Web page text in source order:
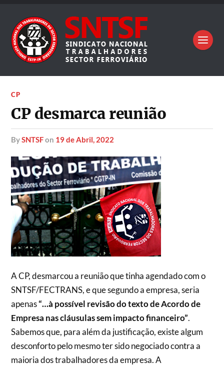
CP
CP desmarca reunião
bySNTSFon 19 de Abril, 2022
A CP, desmarcou a reunião que tinha agendado com o
SNTSF/FECTRANS, e que segundo a empresa, seria
apenas“…à possível revisão do texto de Acordo de
Empresa nas cláusulas sem impacto financeiro”.
Sabemos que, para além da justificação, existe algum
desconforto pelo mesmo ter sido negociado contra a
maioria dos trabalhadores da empresa. A